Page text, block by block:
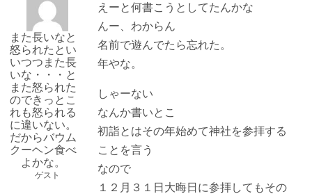
また長いなと
怒られたとい
いつつまた長
いな・・・と
また怒られた
のできっとこ
れも怒られる
に違いない。
だからバウム
クーヘン食べ
よかな。
ゲスト
えーと何書こうとしてたんかな
んー、わからん
名前で遊んでたら忘れた。
年やな。
しゃーない
なんか書いとこ
初詣とはその年始めて神社を参拝する
ことを言う
なので
１２月３１日大晦日に参拝してもその